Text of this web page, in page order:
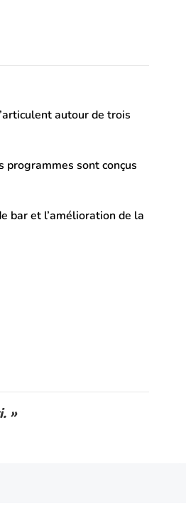
autour de trois
programmes sont conçus
bar et l’amélioration de la
»